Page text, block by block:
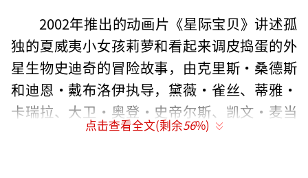
2002年推出的动画片《星际宝贝》讲述孤
独的夏威夷小女孩莉萝和看起来调皮捣蛋的外
星生物史迪奇的冒险故事，由克里斯·桑德斯
和迪恩·戴布洛伊执导，黛薇·雀丝、蒂雅·
卡瑞拉、大卫·奥登·史帝尔斯、凯文·麦当
劳、李截、文·雷姆斯等配音。
点击查看全文(剩余56%)